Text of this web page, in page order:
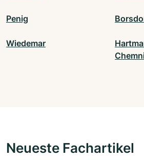
Penig
Wiedemar
Neueste Fachartikel